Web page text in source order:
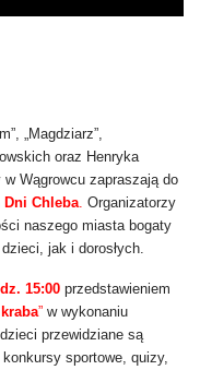
„Magdziarz”,
oraz Henryka
Wągrowcu zapraszają do
Chleba Organizatorzy
naszego miasta bogaty
jak i dorosłych.
15:00 przedstawieniem
” w wykonaniu
przewidziane są
sportowe, quizy,